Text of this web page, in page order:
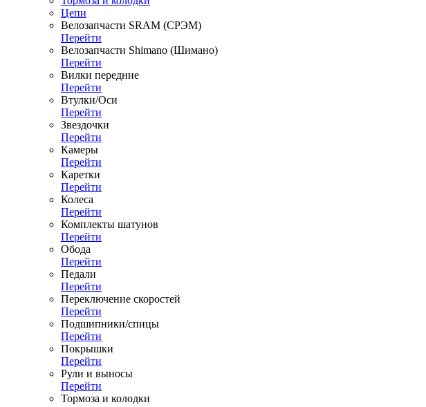
Цепи
Велозапчасти SRAM (СРЭМ)
Перейти
Велозапчасти Shimano (Шимано)
Перейти
Вилки передние
Перейти
Втулки/Оси
Перейти
Звездочки
Перейти
Камеры
Перейти
Каретки
Перейти
Колеса
Перейти
Комплекты шатунов
Перейти
Обода
Перейти
Педали
Перейти
Переключение скоростей
Перейти
Подшипники/спицы
Перейти
Покрышки
Перейти
Рули и выносы
Перейти
Тормоза и колодки